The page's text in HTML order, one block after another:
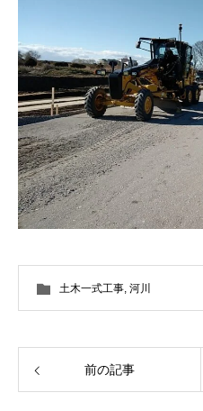
土木一式工事 河川
前の記事